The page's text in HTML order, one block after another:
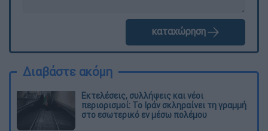
καταχώρηση
Διαβάστε ακόμη
Εκτελέσεις, συλλήψεις και νέοι
περιορισμοί: Το Ιράν σκληραίνει τη γραμμή
στο εσωτερικό εν μέσω πολέμου